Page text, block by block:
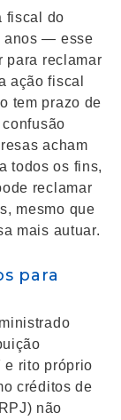
fiscal do
anos — esse
para reclamar
ação fiscal
tem prazo de
acham
todos os fins,
reclamar
mesmo que
mais autuar.
para
e rito próprio
créditos de
não